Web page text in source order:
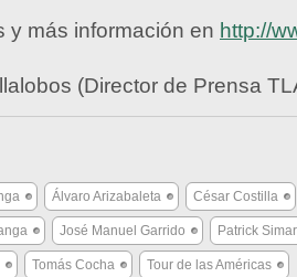
y más información en http://
(Director de Prensa
Álvaro Arizabaleta César Costilla
José Manuel Garrido Patrick
Tomás Cocha Tour de las Américas